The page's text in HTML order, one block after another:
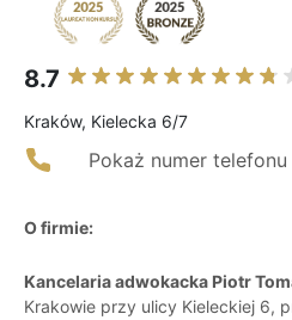
8.7
Kraków, Kielecka 6/7
Pokaż numer telefonu
O firmie:
Kancelaria adwokacka Piotr
Krakowie przy ulicy Kieleckiej 6,